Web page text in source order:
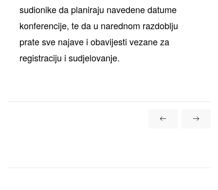
sudionike da planiraju navedene datume
konferencije, te da u narednom razdoblju
prate sve najave i obavijesti vezane za
registraciju i sudjelovanje.